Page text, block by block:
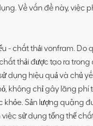
Về vấn đề này, việc
- chất thải vonfram. Do
thải được tạo ra trong
dụng hiệu quả và chủ
không chỉ gây lãng phí
Sản lượng quặng
sử dụng tổng thể